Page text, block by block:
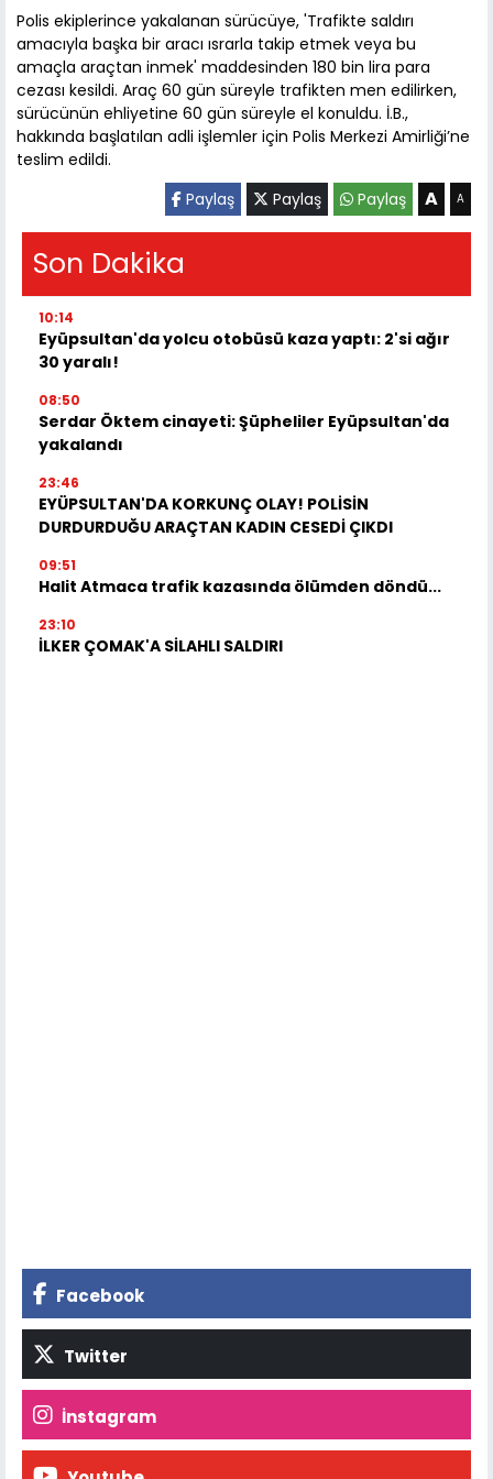
Polis ekiplerince yakalanan sürücüye, 'Trafikte saldırı
amacıyla başka bir aracı ısrarla takip etmek veya bu
amaçla araçtan inmek' maddesinden 180 bin lira para
cezası kesildi. Araç 60 gün süreyle trafikten men edilirken,
sürücünün ehliyetine 60 gün süreyle el konuldu. İ.B.,
hakkında başlatılan adli işlemler için Polis Merkezi Amirliği’ne
teslim edildi.
Paylaş
Paylaş Paylaş A A
Son Dakika
10:14
Eyüpsultan'da yolcu otobüsü kaza yaptı: 2'si ağır
30 yaralı!
08:50
Serdar Öktem cinayeti: Şüpheliler Eyüpsultan'da
yakalandı
23:46
EYÜPSULTAN'DA KORKUNÇ OLAY! POLİSİN
DURDURDUĞU ARAÇTAN KADIN CESEDİ ÇIKDI
09:51
Halit Atmaca trafik kazasında ölümden döndü...
23:10
İLKER ÇOMAK'A SİLAHLI SALDIRI
Facebook
Twitter
İnstagram